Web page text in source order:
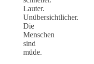
Lauter.
Unübersichtlicher.
Die
Menschen
sind
müde.